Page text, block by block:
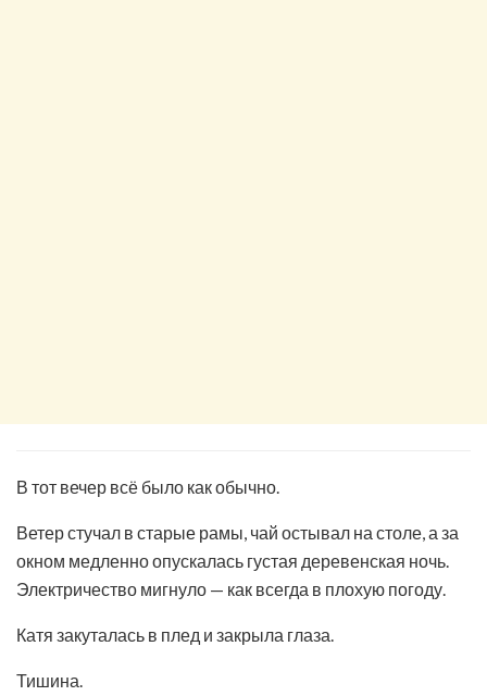
В тот вечер всё было как обычно.
Ветер стучал в старые рамы, чай остывал на столе, а за
окном медленно опускалась густая деревенская ночь.
Электричество мигнуло — как всегда в плохую погоду.
Катя закуталась в плед и закрыла глаза.
Тишина.